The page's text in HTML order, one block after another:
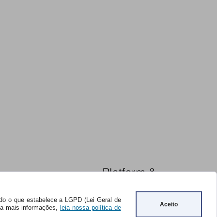
o que estabelece a LGPD (Lei Geral de
mais informações, leia nossa política de
Aceito